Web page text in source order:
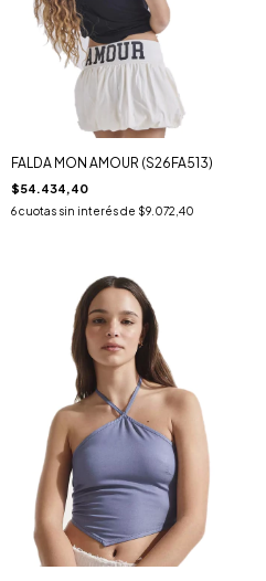
FALDA MON AMOUR (S26FA513)
$54.434,40
6cuotas sin interés de $9.072,40